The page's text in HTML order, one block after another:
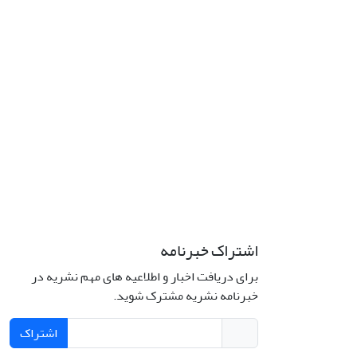
اشتراک خبرنامه
برای دریافت اخبار و اطلاعیه های مهم نشریه در
خبرنامه نشریه مشترک شوید.
اشتراک